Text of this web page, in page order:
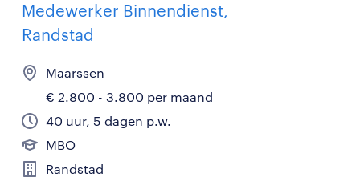
Medewerker Binnendienst,
Randstad
Maarssen
€ 2.800 - 3.800 per maand
40 uur, 5 dagen p.w.
MBO
Randstad